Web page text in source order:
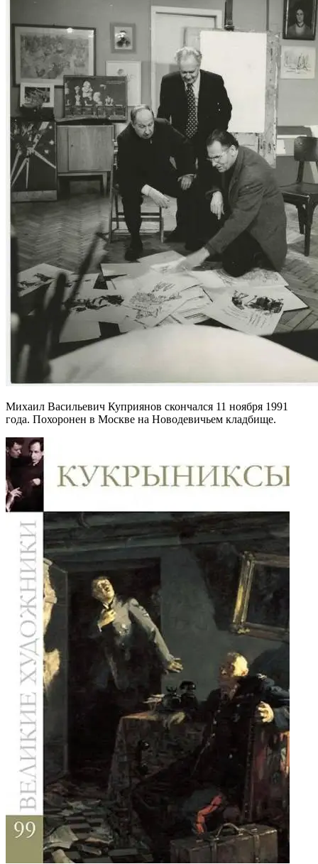
Михаил Васильевич Куприянов скончался 11 ноября 1991
года. Похоронен в Москве на Новодевичьем кладбище.